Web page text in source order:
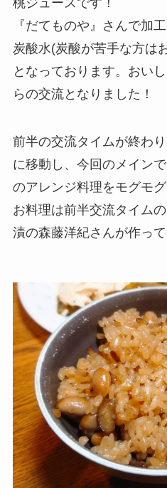
『だてものや』さんで加
炭酸水(炭酸が苦手な方は
となっております。おい
らの交流となりました！
前半の交流タイムが終わ
に移動し、今回のメイン
のアレンジ料理をモグモグ
お料理は前半交流タイム
漬の森藤洋紀さんが作っ